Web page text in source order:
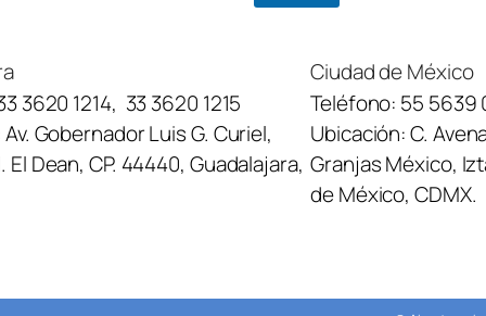
3620 1214, 33 3620 1215
Av. Gobernador Luis G. Curiel,
El Dean, CP. 44440, Guadalajara,
Ciudad de México
Teléfono: 55 5639
Ubicación:C.
Granjas México,
de México, CDMX.